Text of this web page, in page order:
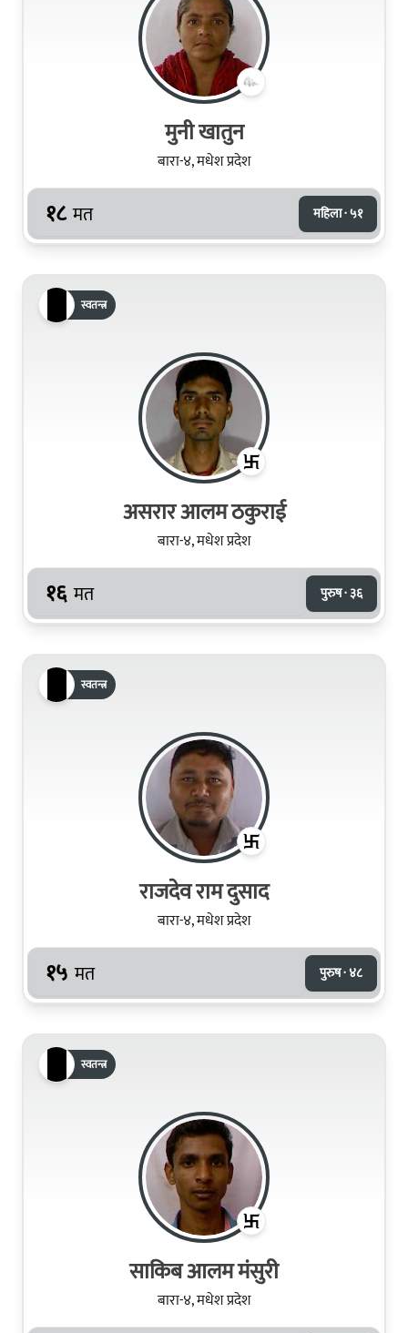
मुनी खातुन
बारा-४, मधेश प्रदेश
१८ मत महिला · ५१
स्वतन्त्र
असरार आलम ठकुराई
बारा-४, मधेश प्रदेश
१६ मत पुरुष · ३६
स्वतन्त्र
राजदेव राम दुसाद
बारा-४, मधेश प्रदेश
१५ मत पुरुष · ४८
स्वतन्त्र
साकिब आलम मंसुरी
बारा-४, मधेश प्रदेश